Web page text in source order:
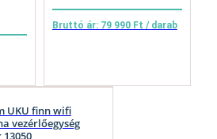
Bruttó ár: 79 990 Ft / darab
UKU finn wifi
vezérlőegység